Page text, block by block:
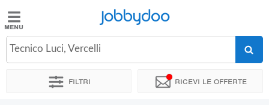
Jobbydoo
Offerte
Jobbydoo
Tecnico Luci, Vercelli
Filtri Ricevi le offerte